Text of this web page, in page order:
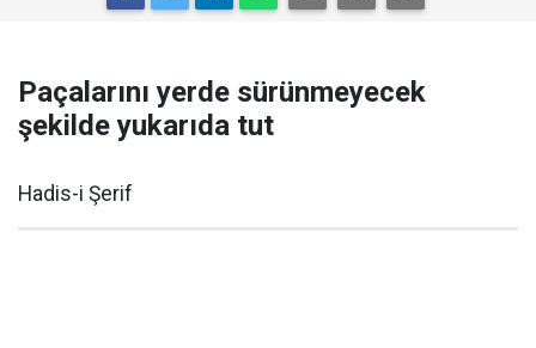
Paçalarını yerde sürünmeyecek
şekilde yukarıda tut
Hadis-i Şerif